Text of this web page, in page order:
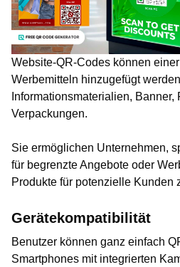
Website-QR-Codes können
Werbemitteln hinzugefügt
Informationsmaterialien, Banner,
Verpackungen.
Sie ermöglichen Unternehmen,
für begrenzte Angebote oder
Produkte für potenzielle Kunden
Gerätekompatibilität
Benutzer können ganz einfach
Smartphones mit integrierten